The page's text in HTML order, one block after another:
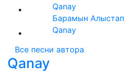
Qanay
Барамын Алыстап
Qanay
Все песни автора
Qanay